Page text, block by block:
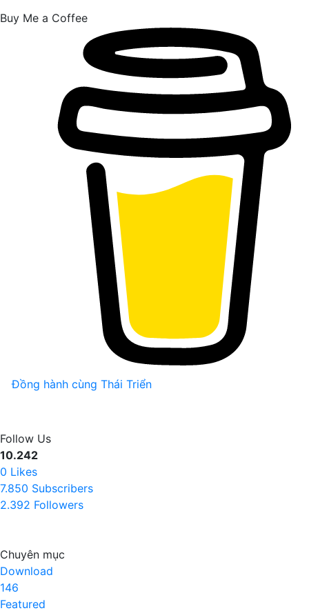
Buy Me a Coffee
Đồng hành cùng Thái Triển
Follow Us
10.242
0 Likes
7.850 Subscribers
2.392 Followers
Chuyên mục
Download
146
Featured